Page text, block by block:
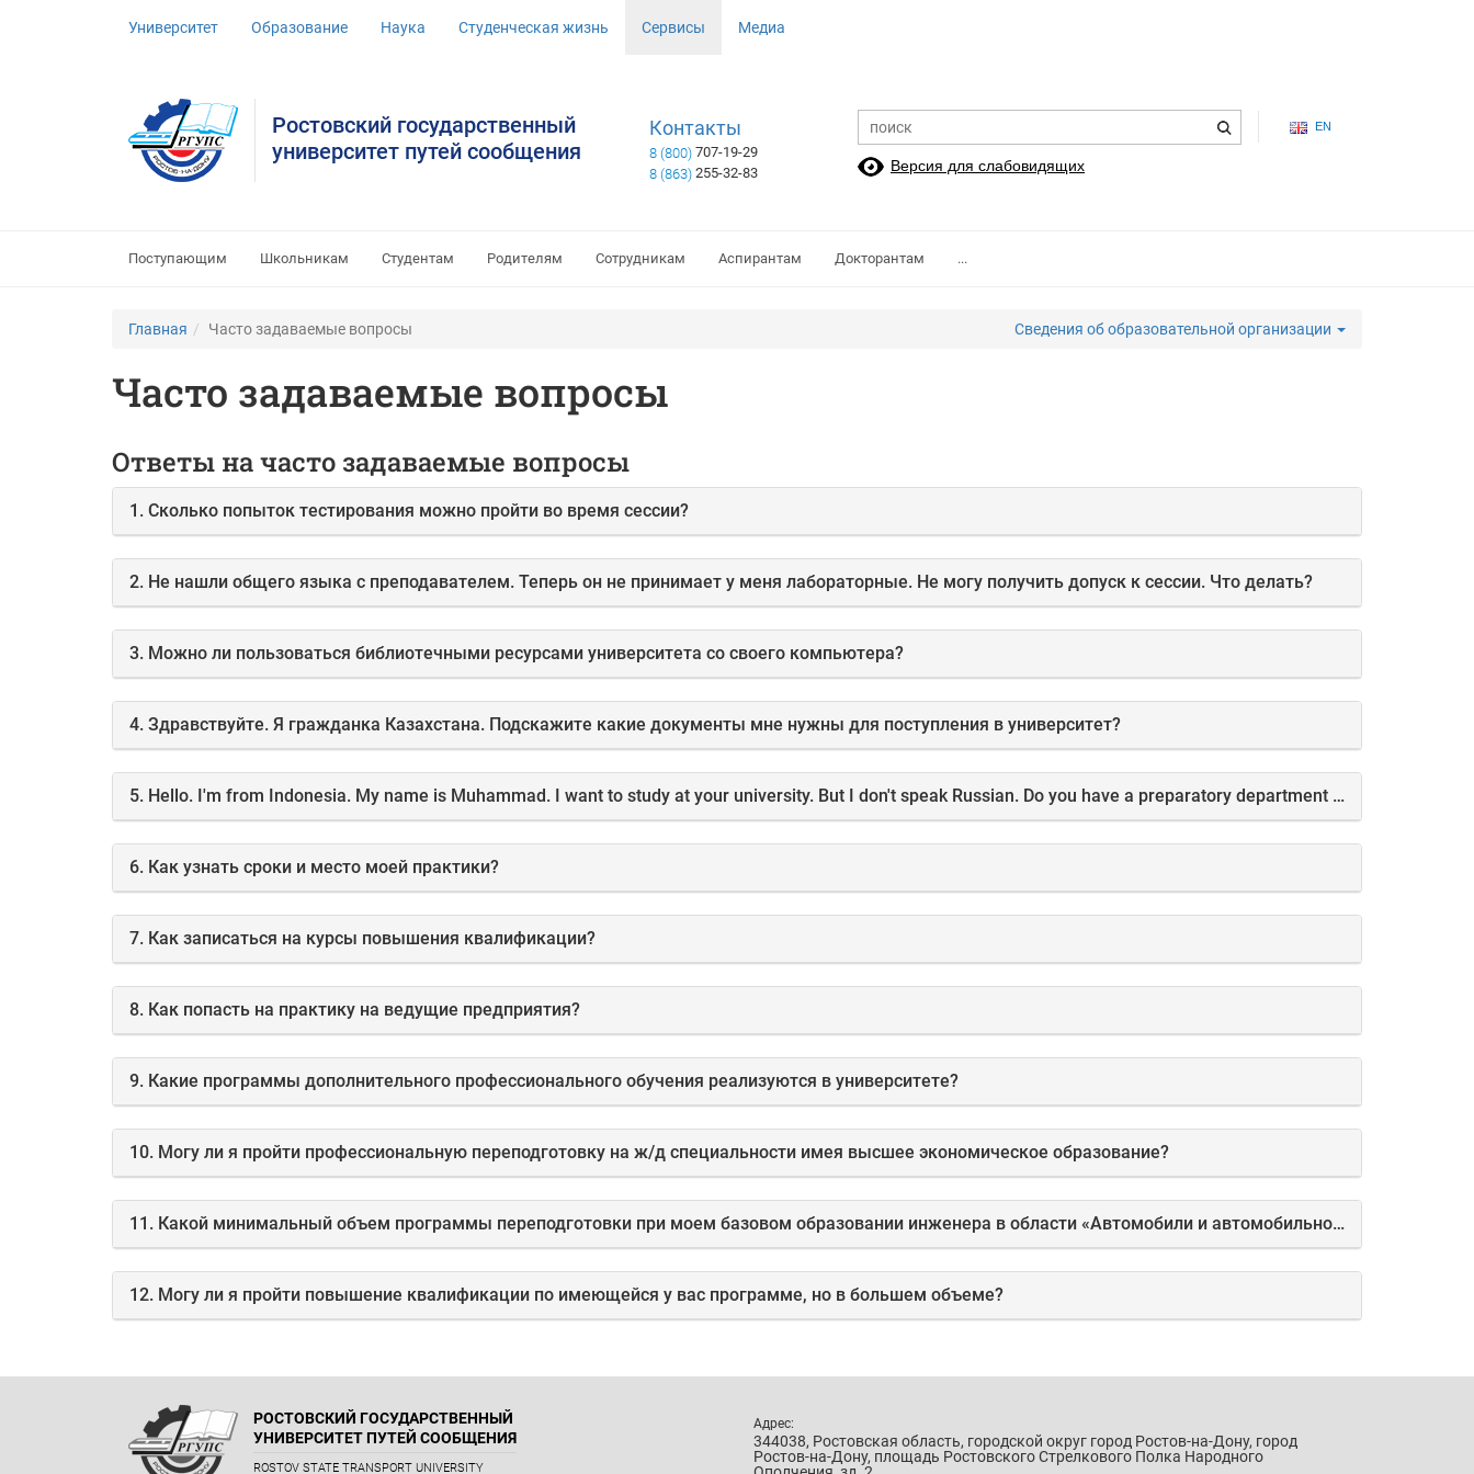
Университет Образование Наука Студенческая жизнь Сервисы Медиа
EN
Ростовский государственный
университет путей сообщения
Контакты
8 (800) 707-19-29
8 (863) 255-32-83 Версия для слабовидящих
Поступающим Школьникам Студентам Родителям Сотрудникам Аспирантам Докторантам ...
Главная Часто задаваемые вопросы Сведения об образовательной организации
Часто задаваемые вопросы
Ответы на часто задаваемые вопросы
1. Сколько попыток тестирования можно пройти во время сессии?
2. Не нашли общего языка с преподавателем. Теперь он не принимает у меня лабораторные. Не могу получить допуск к сессии. Что делать?
3. Можно ли пользоваться библиотечными ресурсами университета со своего компьютера?
4. Здравствуйте. Я гражданка Казахстана. Подскажите какие документы мне нужны для поступления в университет?
5. Hello. I'm from Indonesia. My name is Muhammad. I want to study at your university. But I don't speak Russian. Do you have a preparatory department in Russian? And how can I get an invitation to study in Russia?
6. Как узнать сроки и место моей практики?
7. Как записаться на курсы повышения квалификации?
8. Как попасть на практику на ведущие предприятия?
9. Какие программы дополнительного профессионального обучения реализуются в университете?
10. Могу ли я пройти профессиональную переподготовку на ж/д специальности имея высшее экономическое образование?
11. Какой минимальный объем программы переподготовки при моем базовом образовании инженера в области «Автомобили и автомобильное хозяйство»?
12. Могу ли я пройти повышение квалификации по имеющейся у вас программе, но в большем объеме?
РОСТОВСКИЙ ГОСУДАРСТВЕННЫЙ
УНИВЕРСИТЕТ ПУТЕЙ СООБЩЕНИЯ
ROSTOV STATE TRANSPORT UNIVERSITY
Адрес:
344038, Ростовская область, городской округ город Ростов-на-Дону, город
Ростов-на-Дону, площадь Ростовского Стрелкового Полка Народного